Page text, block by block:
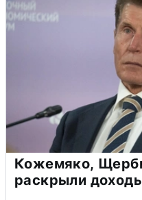
Кожемяко,
раскрыли